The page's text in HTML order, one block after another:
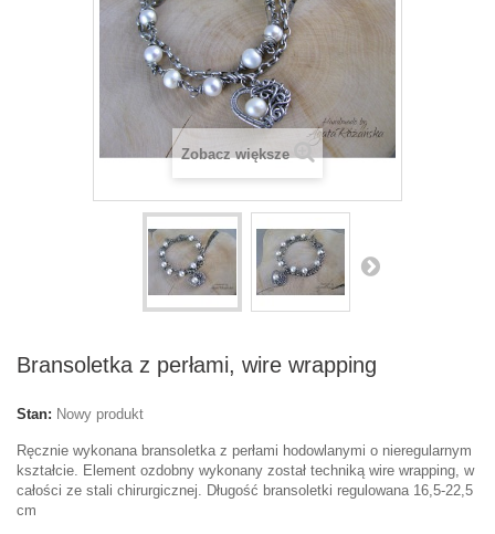
Zobacz większe
Bransoletka z perłami, wire wrapping
Stan: Nowy produkt
Ręcznie wykonana bransoletka z perłami hodowlanymi o nieregularnym
kształcie. Element ozdobny wykonany został techniką wire wrapping, w
całości ze stali chirurgicznej. Długość bransoletki regulowana 16,5-22,5
cm